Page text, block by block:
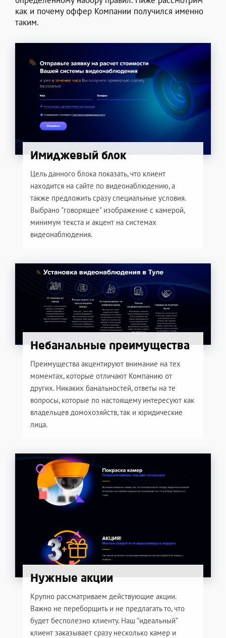
как и почему оффер Компании получился именно
таким.
Имиджевый блок
Цель данного блока показать, что клиент
находится на сайте по видеонаблюдению, а
также предложить сразу специальные условия.
Выбрано "говорящее" изображение с камерой,
минимум текста и акцент на системах
видеонаблюдения.
Небанальные преимущества
Преимущества акцентируют внимание на тех
моментах, которые отличают Компанию от
других. Никаких банальностей, ответы на те
вопросы, которые по настоящему интересуют как
владельцев домохозяйств, так и юридические
лица.
Нужные акции
Крупно рассматриваем действующие акции.
Важно не переборщить и не предлагать то, что
будет бесполезно клиенту. Наш “идеальный”
клиент заказывает сразу несколько камер и